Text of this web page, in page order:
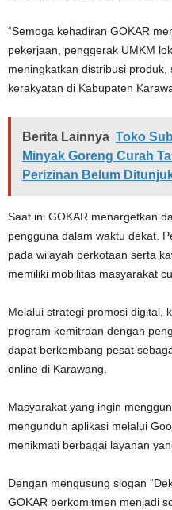
“Semoga kehadiran GOKAR
pekerjaan, penggerak UMKM
meningkatkan distribusi
kerakyatan di Kabupaten
Berita Lainnya Toko
Minyak Goreng Curah
Perizinan Belum
Saat ini GOKAR menargetkan
pengguna dalam waktu dekat.
pada wilayah perkotaan serta
memiliki mobilitas masyarakat
Melalui strategi promosi digital,
program kemitraan dengan
dapat berkembang pesat
online di Karawang.
Masyarakat yang ingin
mengunduh aplikasi melalui
menikmati berbagai layanan
Dengan mengusung slogan
GOKAR berkomitmen menjadi